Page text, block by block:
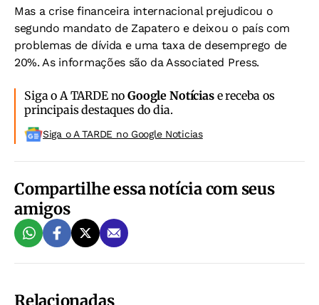
Mas a crise financeira internacional prejudicou o
segundo mandato de Zapatero e deixou o país com
problemas de dívida e uma taxa de desemprego de
20%. As informações são da Associated Press.
Siga o A TARDE noGoogle Notíciase receba os
principais destaques do dia.
Siga o A TARDE no Google Noticias
Compartilhe essa notícia com seus
amigos
Relacionadas